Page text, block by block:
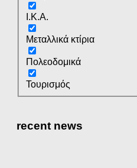
Ι.Κ.Α.
Μεταλλικά κτίρια
Πολεοδομικά
Τουρισμός
recent news